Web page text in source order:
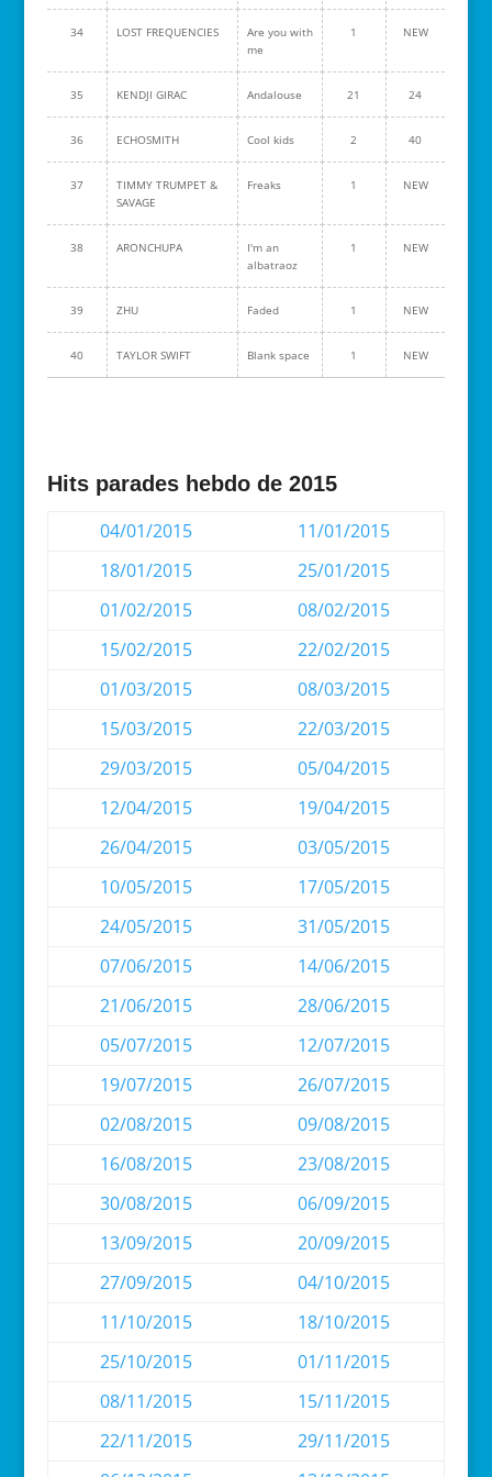
34 LOST FREQUENCIES
Are you with
me
1 NEW
35 KENDJI GIRAC Andalouse 21 24
36 ECHOSMITH Cool kids 2 40
37
TIMMY TRUMPET &
SAVAGE
Freaks 1 NEW
38 ARONCHUPA
I'm an
albatraoz
1 NEW
39 ZHU Faded 1 NEW
40 TAYLOR SWIFT Blank space 1 NEW
Hits parades hebdo de 2015
04/01/2015
11/01/2015
18/01/2015
25/01/2015
01/02/2015
08/02/2015
15/02/2015
22/02/2015
01/03/2015
08/03/2015
15/03/2015
22/03/2015
29/03/2015
05/04/2015
12/04/2015
19/04/2015
26/04/2015
03/05/2015
10/05/2015
17/05/2015
24/05/2015
31/05/2015
07/06/2015
14/06/2015
21/06/2015
28/06/2015
05/07/2015
12/07/2015
19/07/2015
26/07/2015
02/08/2015
09/08/2015
16/08/2015
23/08/2015
30/08/2015
06/09/2015
13/09/2015
20/09/2015
27/09/2015
04/10/2015
11/10/2015
18/10/2015
25/10/2015
01/11/2015
08/11/2015
15/11/2015
22/11/2015
29/11/2015